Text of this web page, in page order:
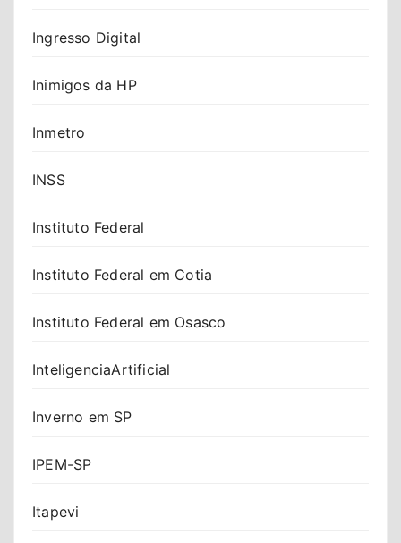
Ingresso Digital
Inimigos da HP
Inmetro
INSS
Instituto Federal
Instituto Federal em Cotia
Instituto Federal em Osasco
InteligenciaArtificial
Inverno em SP
IPEM-SP
Itapevi